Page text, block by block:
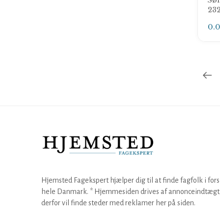
0.0
Hjemsted Fagekspert hjælper dig til at finde fagfolk i
hele Danmark. * Hjemmesiden drives af
derfor vil finde steder med reklamer her på siden.